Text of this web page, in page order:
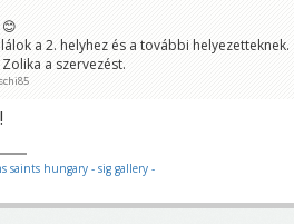
a 2. helyhez és a további helyezetteknek.
a szervezést.
saints hungary - sig gallery -